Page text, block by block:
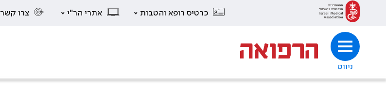
כרטיס רופא והטבות אתרי הר"י צרו קשר
ניווט